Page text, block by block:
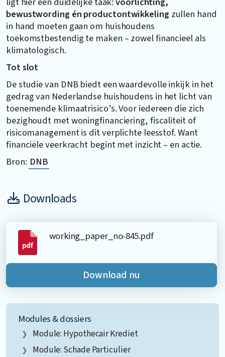
bewustwording én productontwikkeling zullen hand
in hand moeten gaan om huishoudens
toekomstbestendig te maken – zowel financieel als
klimatologisch.
Tot slot
De studie van DNB biedt een waardevolle inkijk in het
gedrag van Nederlandse huishoudens in het licht van
toenemende klimaatrisico’s. Voor iedereen die zich
bezighoudt met woningfinanciering, fiscaliteit of
risicomanagement is dit verplichte leesstof. Want
financiële veerkracht begint met inzicht – en actie.
Bron: DNB
Downloads
working_paper_no-845.pdf
Download nu
Modules & dossiers
Module: Hypothecair Krediet
Module: Schade Particulier